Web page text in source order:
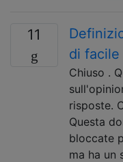
11
di facile
Chiuso .
risposte.
Questa
bloccate
ma ha un